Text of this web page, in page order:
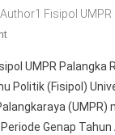
Author1 Fisipol UMPR
On
256
Mahasiswa/I,
Yudisium
FISIPOL
UMPR Palangka
Politik (Fisipol)
(UMPR)
Genap Tahun